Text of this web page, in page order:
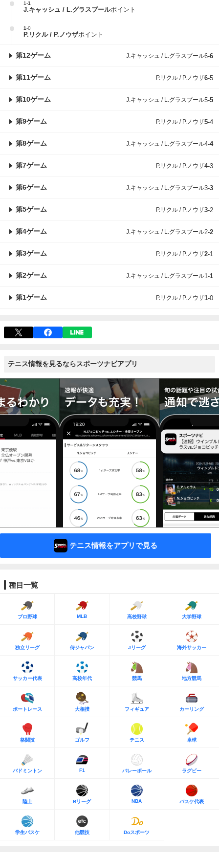
1-1
J.キャッシュ / L.グラスプールポイント
1-0
P.リクル / P.ノウザポイント
第12ゲーム J.キャッシュ / L.グラスプール6-6
第11ゲーム P.リクル / P.ノウザ6-5
第10ゲーム J.キャッシュ / L.グラスプール5-5
第9ゲーム P.リクル / P.ノウザ5-4
第8ゲーム J.キャッシュ / L.グラスプール4-4
第7ゲーム P.リクル / P.ノウザ4-3
第6ゲーム J.キャッシュ / L.グラスプール3-3
第5ゲーム P.リクル / P.ノウザ3-2
第4ゲーム J.キャッシュ / L.グラスプール2-2
第3ゲーム P.リクル / P.ノウザ2-1
第2ゲーム J.キャッシュ / L.グラスプール1-1
第1ゲーム P.リクル / P.ノウザ1-0
テニス情報を見るならスポーツナビアプリ
テニス情報をアプリで見る
種目一覧
プロ野球 MLB 高校野球 大学野球
独立リーグ 侍ジャパン Jリーグ 海外サッカー
サッカー代表 高校年代 競馬 地方競馬
ボートレース 大相撲 フィギュア カーリング
格闘技 ゴルフ テニス 卓球
バドミントン F1 バレーボール ラグビー
陸上 Bリーグ NBA バスケ代表
学生バスケ 他競技 Doスポーツ